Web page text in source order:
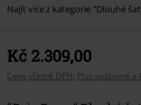
Najít více z kategorie "Dlouhé
Kč 2.309,00
Ceny včetně DPH, Plus poštovné a